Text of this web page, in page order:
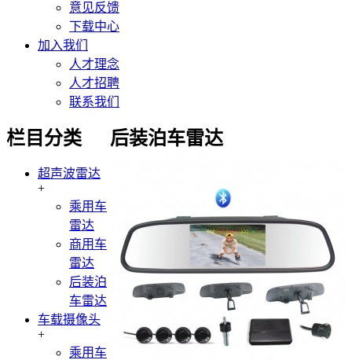
意见反馈
下载中心
加入我们
人才理念
人才招聘
联系我们
后装泊车雷达
栏目分类
超声波雷达
+
乘用车
雷达
商用车
雷达
后装泊
车雷达
车载摄像头
+
乘用车